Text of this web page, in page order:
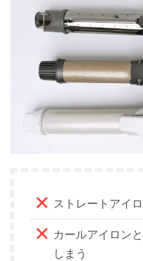
ストレートアイ
カールアイロン
しまう